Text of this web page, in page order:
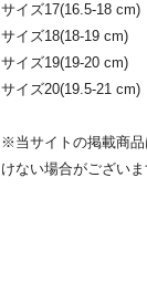
サイズ17(16.5-18 cm)
サイズ18(18-19 cm)
サイズ19(19-20 cm)
サイズ20(19.5-21 cm)
※当サイトの掲載商
けない場合がござい